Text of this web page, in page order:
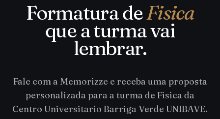
Formatura deFisica
que a turma vai
lembrar.
Fale com a Memorizze e receba uma proposta
personalizada para a turma de Fisica da
Centro Universitario Barriga Verde UNIBAVE.